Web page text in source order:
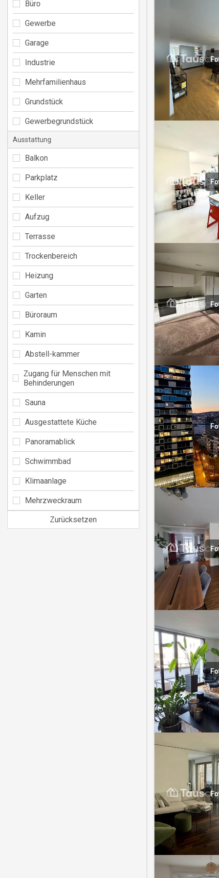
Büro
Gewerbe
Garage
Industrie
Mehrfamilienhaus
Grundstück
Gewerbegrundstück
Ausstattung
Balkon
Parkplatz
Keller
Aufzug
Terrasse
Trockenbereich
Heizung
Garten
Büroraum
Kamin
Abstell-kammer
Zugang für Menschen mit
Behinderungen
Sauna
Ausgestattete Küche
Panoramablick
Schwimmbad
Klimaanlage
Mehrzweckraum
Zurücksetzen